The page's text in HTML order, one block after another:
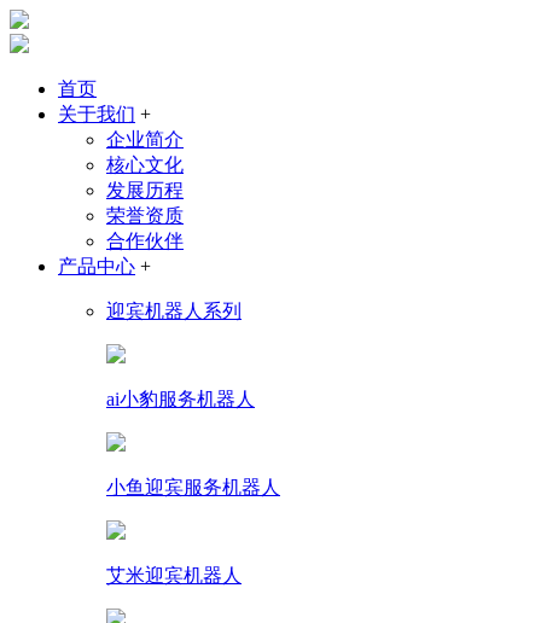
首页
关于我们 +
企业简介
核心文化
发展历程
荣誉资质
合作伙伴
产品中心 +
迎宾机器人系列
ai小豹服务机器人
小鱼迎宾服务机器人
艾米迎宾机器人